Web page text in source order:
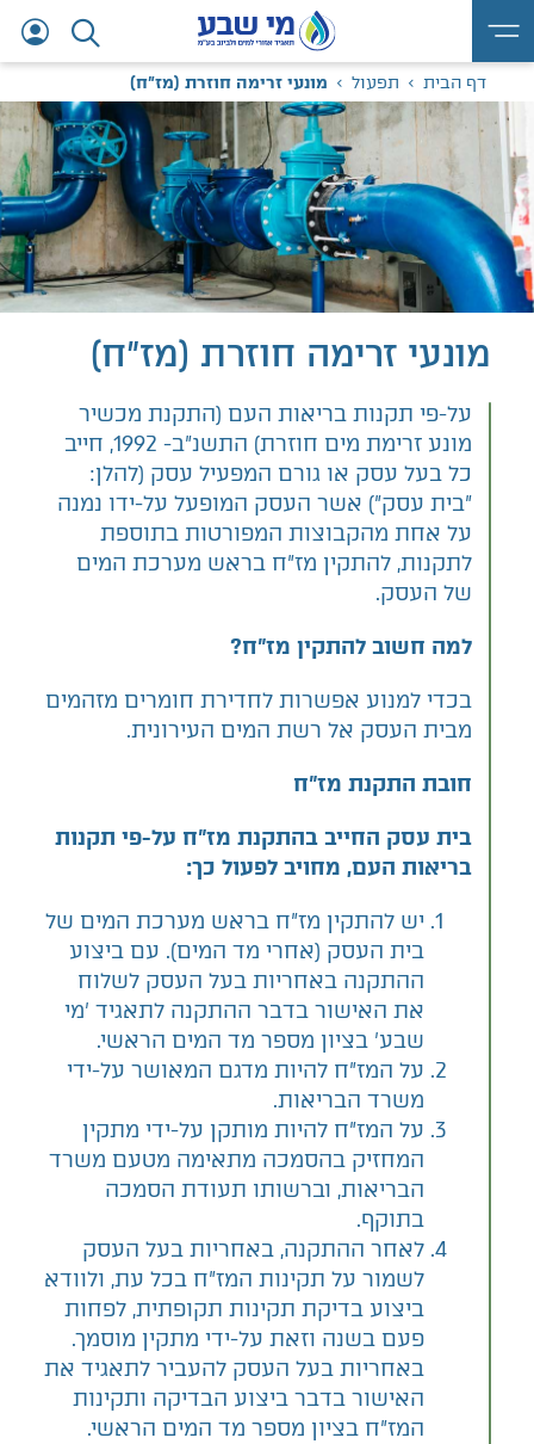
דף הבית תפעול מונעי זרימה חוזרת (מז"ח)
מונעי זרימה חוזרת (מז"ח)
על-פי תקנות בריאות העם (התקנת מכשיר
מונע זרימת מים חוזרת) התשנ"ב- 1992, חייב
כל בעל עסק או גורם המפעיל עסק (להלן:
"בית עסק") אשר העסק המופעל על-ידו נמנה
על אחת מהקבוצות המפורטות בתוספת
לתקנות, להתקין מז"ח בראש מערכת המים
של העסק.
למה חשוב להתקין מז"ח?
בכדי למנוע אפשרות לחדירת חומרים מזהמים
מבית העסק אל רשת המים העירונית.
חובת התקנת מז"ח
בית עסק החייב בהתקנת מז"ח על-פי תקנות
בריאות העם, מחויב לפעול כך:
יש להתקין מז"ח בראש מערכת המים של
בית העסק (אחרי מד המים). עם ביצוע
ההתקנה באחריות בעל העסק לשלוח
את האישור בדבר ההתקנה לתאגיד 'מי
שבע' בציון מספר מד המים הראשי.
על המז"ח להיות מדגם המאושר על-ידי
משרד הבריאות.
על המז"ח להיות מותקן על-ידי מתקין
המחזיק בהסמכה מתאימה מטעם משרד
הבריאות, וברשותו תעודת הסמכה
בתוקף.
לאחר ההתקנה, באחריות בעל העסק
לשמור על תקינות המז"ח בכל עת, ולוודא
ביצוע בדיקת תקינות תקופתית, לפחות
פעם בשנה וזאת על-ידי מתקין מוסמך.
באחריות בעל העסק להעביר לתאגיד את
האישור בדבר ביצוע הבדיקה ותקינות
המז"ח בציון מספר מד המים הראשי.